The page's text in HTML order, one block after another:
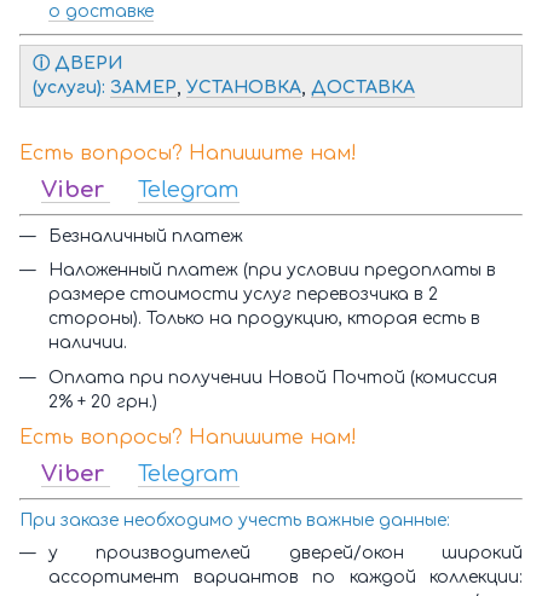
о доставке
ⓘ Д ВЕРИ
(услуги): ЗАМЕР УСТАНОВКА ДОСТАВКА
Есть вопросы? Напишите нам!
Viber Telegram
Безналичный платеж
Наложенный платеж (при условии предоплаты в
размере стоимости услуг перевозчика в 2
стороны). Только на продукцию, кторая есть в
наличии.
Оплата при получении Новой Почтой (комиссия
2% + 20 грн.)
Есть вопросы? Напишите нам!
Viber Telegram
При заказе необходимо учесть важные данные:
у производителей дверей/окон широкий
ассортимент вариантов по каждой коллекции: